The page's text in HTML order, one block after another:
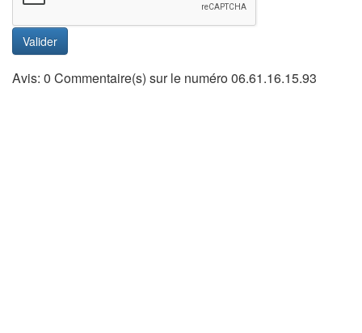
Valider
Avis: 0 Commentaire(s) sur le numéro 06.61.16.15.93